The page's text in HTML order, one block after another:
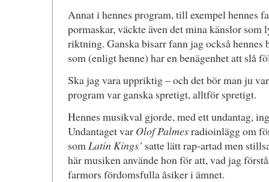
Annat i hennes program, till exempel hennes
pormaskar, väckte även det mina känslor som
riktning. Ganska bisarr fann jag också hennes
som (enligt henne) har en benägenhet att slå
Ska jag vara uppriktig – och det bör man ju
program var ganska spretigt, alltför spretigt.
Hennes musikval gjorde, med ett undantag,
Undantaget var Olof Palmesradioinlägg om
somLatin Kings’ satte lätt rap-artad men
här musiken använde hon för att, vad jag
farmors fördomsfulla åsiker i ämnet.